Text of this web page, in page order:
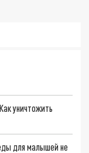
уничтожить
для малышей не